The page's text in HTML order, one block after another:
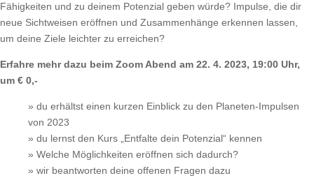
Fähigkeiten und zu deinem Potenzial geben würde? Impulse, die dir
neue Sichtweisen eröffnen und Zusammenhänge erkennen lassen,
um deine Ziele leichter zu erreichen?
Erfahre mehr dazu beim Zoom Abend am 22. 4. 2023, 19:00 Uhr,
um € 0,-
» du erhältst einen kurzen Einblick zu den Planeten-Impulsen
von 2023
» du lernst den Kurs „Entfalte dein Potenzial“ kennen
» Welche Möglichkeiten eröffnen sich dadurch?
» wir beantworten deine offenen Fragen dazu